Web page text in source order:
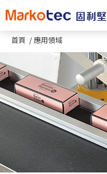
首頁 應用領域
Cookie管理面板